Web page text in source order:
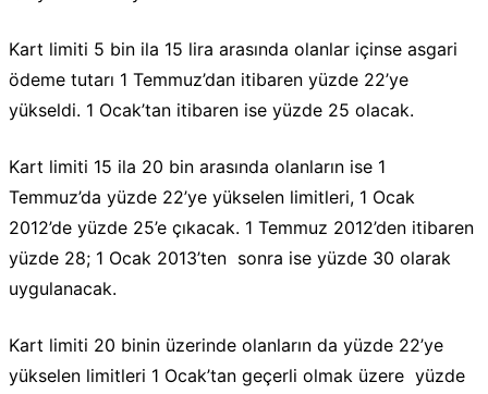
Kart limiti 5 bin ila 15 lira arasında olanlar içinse asgari
ödeme tutarı 1 Temmuz’dan itibaren yüzde 22’ye
yükseldi. 1 Ocak’tan itibaren ise yüzde 25 olacak.
Kart limiti 15 ila 20 bin arasında olanların ise 1
Temmuz’da yüzde 22’ye yükselen limitleri, 1 Ocak
2012’de yüzde 25’e çıkacak. 1 Temmuz 2012’den itibaren
yüzde 28; 1 Ocak 2013’ten sonra ise yüzde 30 olarak
uygulanacak.
Kart limiti 20 binin üzerinde olanların da yüzde 22’ye
yükselen limitleri 1 Ocak’tan geçerli olmak üzere yüzde